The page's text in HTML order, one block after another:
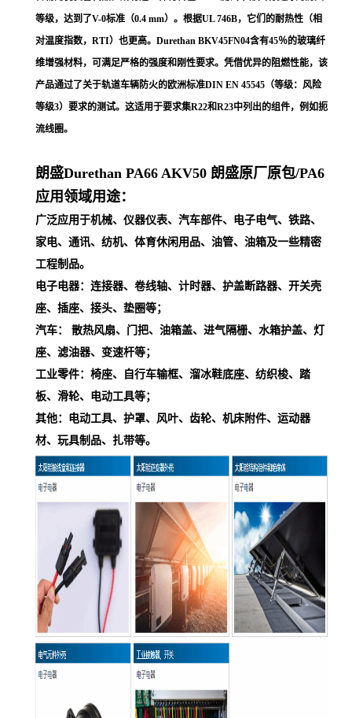
等级，达到了V-0标准（0.4 mm）。根据UL 746B，它们的耐热性（相
对温度指数，RTI）也更高。Durethan BKV45FN04含有45％的玻璃纤
维增强材料，可满足严格的强度和刚性要求。凭借优异的阻燃性能，该
产品通过了关于轨道车辆防火的欧洲标准DIN EN 45545（等级：风险
等级3）要求的测试。这适用于要求集R22和R23中列出的组件，例如扼
流线圈。
朗盛Durethan PA66 AKV50 朗盛原厂原包/PA6
应用领域用途：
广泛应用于机械、仪器仪表、汽车部件、电子电气、铁路、
家电、通讯、纺机、体育休闲用品、油管、油箱及一些精密
工程制品。
电子电器：连接器、卷线轴、计时器、护盖断路器、开关壳
座、插座、接头、垫圈等；
汽车： 散热风扇、门把、油箱盖、进气隔栅、水箱护盖、灯
座、滤油器、变速杆等；
工业零件：椅座、自行车输框、溜冰鞋底座、纺织梭、踏
板、滑轮、电动工具等；
其他：电动工具、护罩、风叶、齿轮、机床附件、运动器
材、玩具制品、扎带等。